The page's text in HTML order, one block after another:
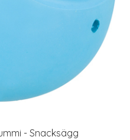
- Snacksägg